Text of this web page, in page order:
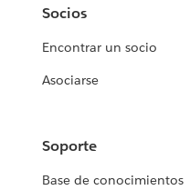
Socios
Encontrar un socio
Asociarse
Soporte
Base de conocimientos